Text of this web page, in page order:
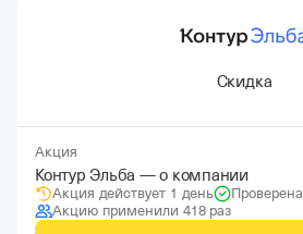
Скидка
Акция
Контур Эльба — о компании
Акция действует 1 день Проверена
Акцию применили 418 раз